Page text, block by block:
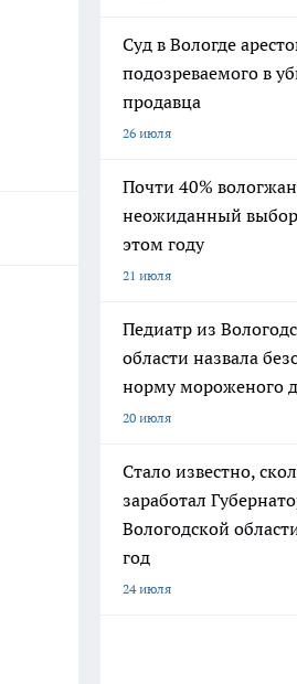
Суд в Вологде
подозреваемого в
продавца
26 июля
Почти 40%
неожиданный
этом году
21 июля
Педиатр из
области назвала
норму мороженого
20 июля
Стало известно,
заработал
Вологодской
год
24 июля